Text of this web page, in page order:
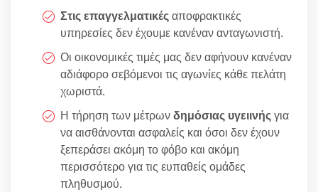
Στις επαγγελματικέςαποφρακτικές
υπηρεσίες δεν έχουμε κανέναν ανταγωνιστή.
Οι οικονομικές τιμές μας δεν αφήνουν κανέναν
αδιάφορο σεβόμενοι τις αγωνίες κάθε πελάτη
χωριστά.
Η τήρηση των μέτρωνδημόσιας υγειινήςγια
να αισθάνονται ασφαλείς και όσοι δεν έχουν
ξεπεράσει ακόμη το φόβο και ακόμη
περισσότερο για τις ευπαθείς ομάδες
πληθυσμού.